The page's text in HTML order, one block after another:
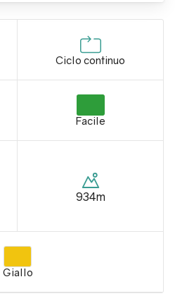
Ciclo continuo
Facile
934m
Giallo